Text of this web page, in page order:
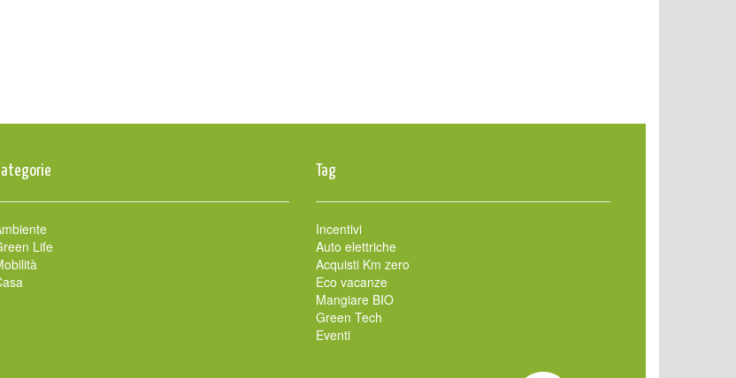
Life
Tag
Incentivi
Auto elettriche
Acquisti Km zero
Eco vacanze
Mangiare BIO
Green Tech
Eventi